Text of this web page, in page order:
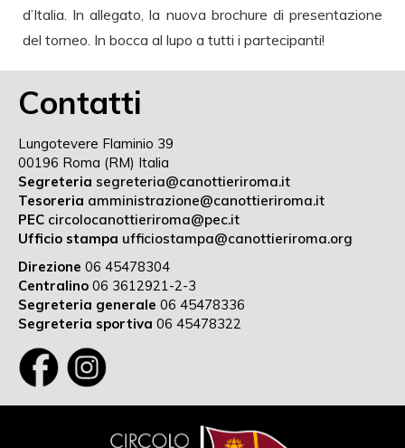
d’Italia. In allegato, la nuova brochure di presentazione
del torneo. In bocca al lupo a tutti i partecipanti!
Contatti
Lungotevere Flaminio 39
00196 Roma (RM) Italia
Segreteria segreteria@canottieriroma.it
Tesoreria amministrazione@canottieriroma.it
PEC circolocanottieriroma@pec.it
Ufficio stampa ufficiostampa@canottieriroma.org
Direzione 06 45478304
Centralino 06 3612921-2-3
Segreteria generale 06 45478336
Segreteria sportiva 06 45478322